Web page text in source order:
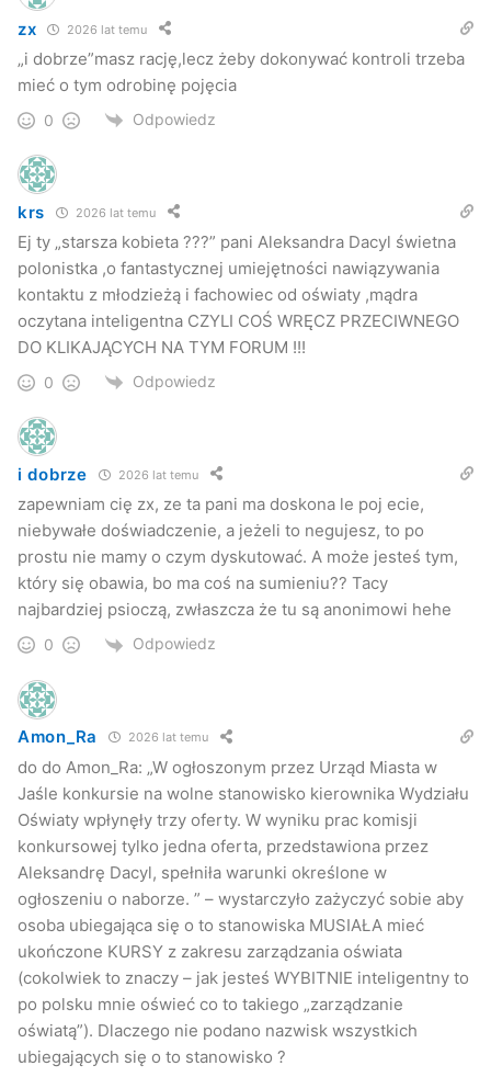
zx 2026 lat temu
„i dobrze”masz rację,lecz żeby dokonywać kontroli trzeba
mieć o tym odrobinę pojęcia
0 Odpowiedz
krs 2026 lat temu
Ej ty „starsza kobieta ???” pani Aleksandra Dacyl świetna
polonistka ,o fantastycznej umiejętności nawiązywania
kontaktu z młodzieżą i fachowiec od oświaty ,mądra
oczytana inteligentna CZYLI COŚ WRĘCZ PRZECIWNEGO
DO KLIKAJĄCYCH NA TYM FORUM !!!
0 Odpowiedz
i dobrze 2026 lat temu
zapewniam cię zx, ze ta pani ma doskona le poj ecie,
niebywałe doświadczenie, a jeżeli to negujesz, to po
prostu nie mamy o czym dyskutować. A może jesteś tym,
który się obawia, bo ma coś na sumieniu?? Tacy
najbardziej psioczą, zwłaszcza że tu są anonimowi hehe
0 Odpowiedz
Amon_Ra 2026 lat temu
do do Amon_Ra: „W ogłoszonym przez Urząd Miasta w
Jaśle konkursie na wolne stanowisko kierownika Wydziału
Oświaty wpłynęły trzy oferty. W wyniku prac komisji
konkursowej tylko jedna oferta, przedstawiona przez
Aleksandrę Dacyl, spełniła warunki określone w
ogłoszeniu o naborze. ” – wystarczyło zażyczyć sobie aby
osoba ubiegająca się o to stanowiska MUSIAŁA mieć
ukończone KURSY z zakresu zarządzania oświata
(cokolwiek to znaczy – jak jesteś WYBITNIE inteligentny to
po polsku mnie oświeć co to takiego „zarządzanie
oświatą”). Dlaczego nie podano nazwisk wszystkich
ubiegających się o to stanowisko ?